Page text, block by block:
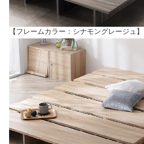
【フレームカラー：シナモングレージュ】